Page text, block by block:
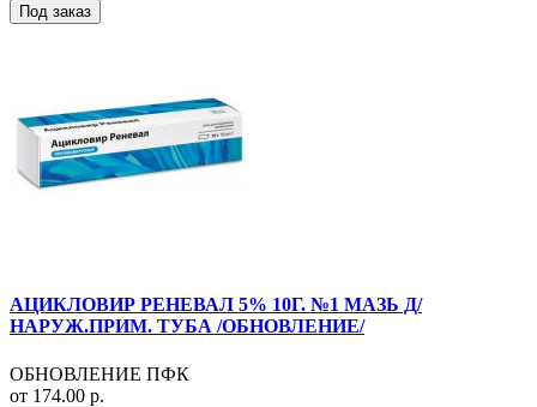
Под заказ
АЦИКЛОВИР РЕНЕВАЛ 5% 10Г. №1 МАЗЬ Д/
НАРУЖ.ПРИМ. ТУБА /ОБНОВЛЕНИЕ/
ОБНОВЛЕНИЕ ПФК
от 174.00 р.